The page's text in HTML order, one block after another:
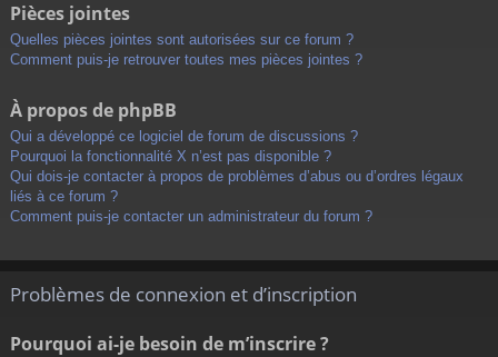
Pièces jointes
Quelles pièces jointes sont autorisées sur ce forum ?
Comment puis-je retrouver toutes mes pièces jointes ?
À propos de phpBB
Qui a développé ce logiciel de forum de discussions ?
Pourquoi la fonctionnalité X n’est pas disponible ?
Qui dois-je contacter à propos de problèmes d’abus ou d’ordres légaux
liés à ce forum ?
Comment puis-je contacter un administrateur du forum ?
Problèmes de connexion et d’inscription
Pourquoi ai-je besoin de m’inscrire ?